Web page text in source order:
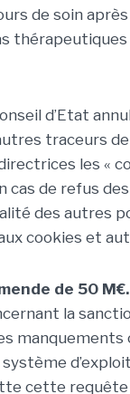
de soin
d’Etat
traceurs de
les «
de refus
des autres
cookies et
de 50 M€.
la
cette